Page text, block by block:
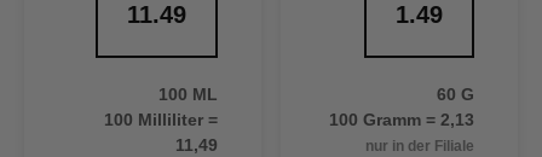
11.49
100 ML
100 Milliliter =
11,49
1.49
60 G
100 Gramm = 2,13
nur in der Filiale